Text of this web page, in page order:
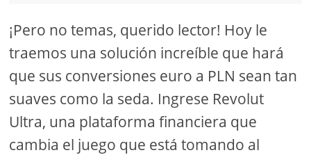
¡Pero no temas, querido lector! Hoy le
traemos una solución increíble que hará
que sus conversiones euro a PLN sean tan
suaves como la seda. Ingrese Revolut
Ultra, una plataforma financiera que
cambia el juego que está tomando al